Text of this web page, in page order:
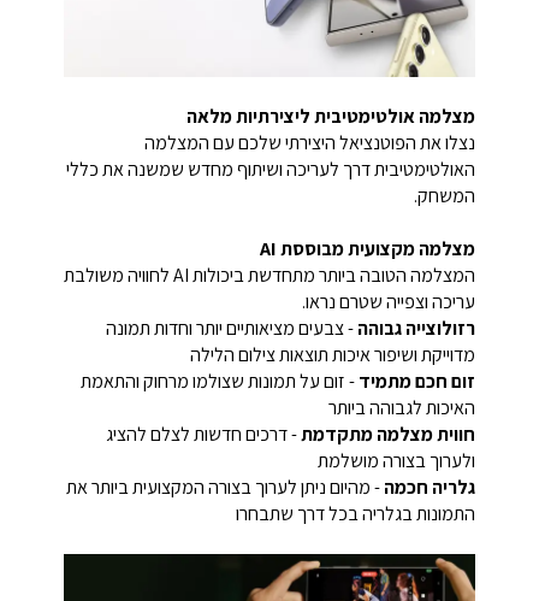
מצלמה אולטימטיבית ליצירתיות מלאה
נצלו את הפוטנציאל היצירתי שלכם עם המצלמה
האולטימטיבית דרך לעריכה ושיתוף מחדש שמשנה את כללי
המשחק.
מצלמה מקצועית מבוססת AI
המצלמה הטובה ביותר מתחדשת ביכולות AI לחוויה משולבת
עריכה וצפייה שטרם נראו.
רזולוצייה גבוהה- צבעים מציאותיים יותר וחדות תמונה
מדוייקת ושיפור איכות תוצאות צילום הלילה
זום חכם מתמיד- זום על תמונות שצולמו מרחוק והתאמת
האיכות לגבוהה ביותר
חווית מצלמה מתקדמת- דרכים חדשות לצלם להציג
ולערוך בצורה מושלמת
גלריה חכמה- מהיום ניתן לערוך בצורה המקצועית ביותר את
התמונות בגלריה בכל דרך שתבחרו